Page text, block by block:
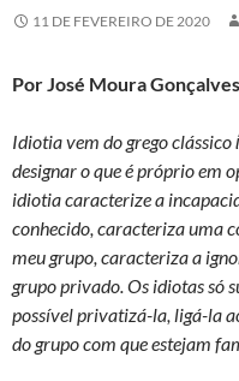
11 DE FEVEREIRO DE 2020
Por José Moura
Idiotia vem do grego clássico
designar o que é próprio em
idiotia caracterize a
conhecido, caracteriza uma
meu grupo, caracteriza a
grupo privado. Os idiotas só
possível privatizá-la, ligá-la
do grupo com que estejam